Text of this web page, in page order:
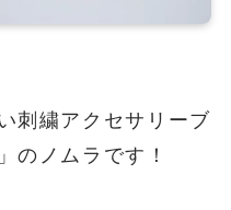
刺繍アクセサリーブ
のノムラです！